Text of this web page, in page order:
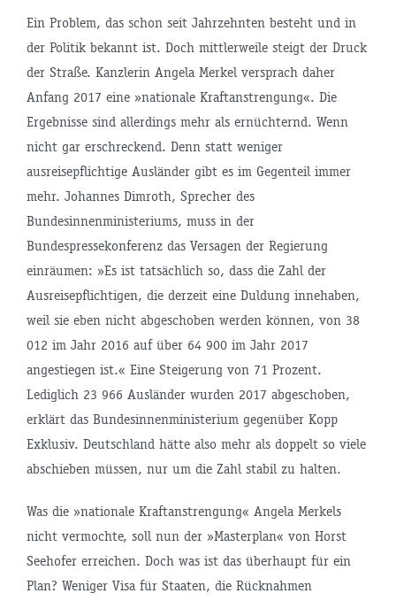
Ein Problem, das schon seit Jahrzehnten besteht und in
der Politik bekannt ist. Doch mittlerweile steigt der Druck
der Straße. Kanzlerin Angela Merkel versprach daher
Anfang 2017 eine »nationale Kraftanstrengung«. Die
Ergebnisse sind allerdings mehr als ernüchternd. Wenn
nicht gar erschreckend. Denn statt weniger
ausreisepflichtige Ausländer gibt es im Gegenteil immer
mehr. Johannes Dimroth, Sprecher des
Bundesinnenministeriums, muss in der
Bundespressekonferenz das Versagen der Regierung
einräumen: »Es ist tatsächlich so, dass die Zahl der
Ausreisepflichtigen, die derzeit eine Duldung innehaben,
weil sie eben nicht abgeschoben werden können, von 38
012 im Jahr 2016 auf über 64 900 im Jahr 2017
angestiegen ist.« Eine Steigerung von 71 Prozent.
Lediglich 23 966 Ausländer wurden 2017 abgeschoben,
erklärt das Bundesinnenministerium gegenüber Kopp
Exklusiv. Deutschland hätte also mehr als doppelt so viele
abschieben müssen, nur um die Zahl stabil zu halten.
Was die »nationale Kraftanstrengung« Angela Merkels
nicht vermochte, soll nun der »Masterplan« von Horst
Seehofer erreichen. Doch was ist das überhaupt für ein
Plan? Weniger Visa für Staaten, die Rücknahmen